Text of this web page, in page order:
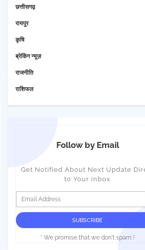
छत्तीसगढ़
रायपुर
कृषि
ब्रेकिंग न्यूज़
राजनीति
राशिफल
Follow by Email
Get Notified About Next Update
to Your inbox
* We promise that we don't spam !